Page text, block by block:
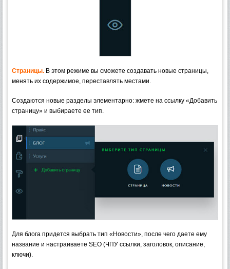
Страницы. В этом режиме вы сможете создавать новые страницы,
менять их содержимое, переставлять местами.
Создаются новые разделы элементарно: жмете на ссылку «Добавить
страницу» и выбираете ее тип.
Для блога придется выбрать тип «Новости», после чего даете ему
название и настраиваете SEO (ЧПУ ссылки, заголовок, описание,
ключи).